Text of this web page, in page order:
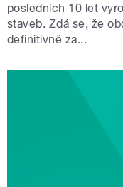
posledních 10 let
staveb. Zdá se, že
definitivně za...